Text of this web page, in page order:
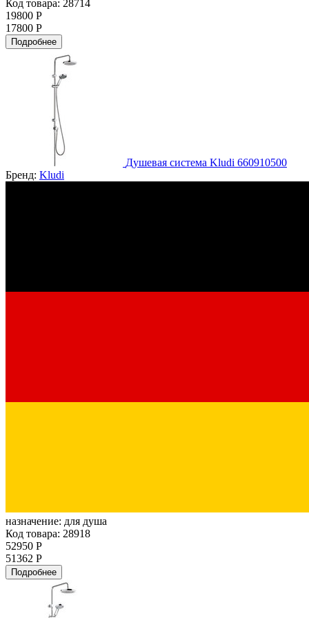
Код товара: 28714
19800 Р
17800 Р
Подробнее
Душевая система Kludi 660910500
Бренд: Kludi
назначение: для душа
Код товара: 28918
52950 Р
51362 Р
Подробнее